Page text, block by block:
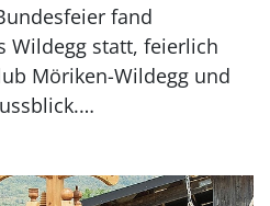
fand
Wildegg statt, feierlich
Möriken-Wildegg und